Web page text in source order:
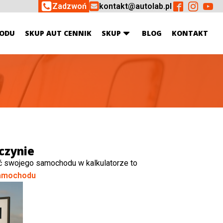
Zadzwoń kontakt@autolab.pl
SKUP AUT CENNIK SKUP BLOG KONTAKT
samochodu w kalkulatorze to